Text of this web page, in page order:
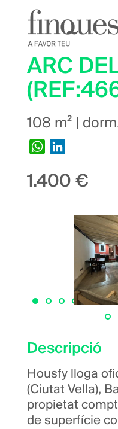
ARC
108 m² |
WhatsApp
1.400 €
Descripció
Housfy lloga
(Ciutat Vella),
propietat
de superfície